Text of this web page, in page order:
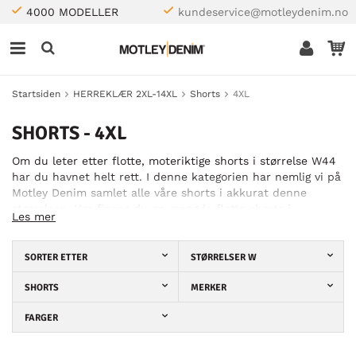
4000 MODELLER kundeservice@motleydenim.no
Startsiden HERREKLÆR 2XL-14XL Shorts 4XL
SHORTS - 4XL
Om du leter etter flotte, moteriktige shorts i størrelse W44
har du havnet helt rett. I denne kategorien har nemlig vi på
Motley Denim samlet alle våre shorts i akkurat denne
forskjellige stilarter og farger. Dette håper vi skal gjøre at
det er lettere for deg å finne akkurat det du er ute etter. Vi
har shorts for alle anledninger, såvel hverdag som fest. Våre
eksempel Kam Jeans, hvilket gjør at du kan være sikker på
avgjøre hvilken størrelse du bør bestille, kan du ta en titt i
vår størrelsesguide for hjelp til å finne ut hvordan man
Les mer
SORTER ETTER STØRRELSER W
SHORTS MERKER
FARGER